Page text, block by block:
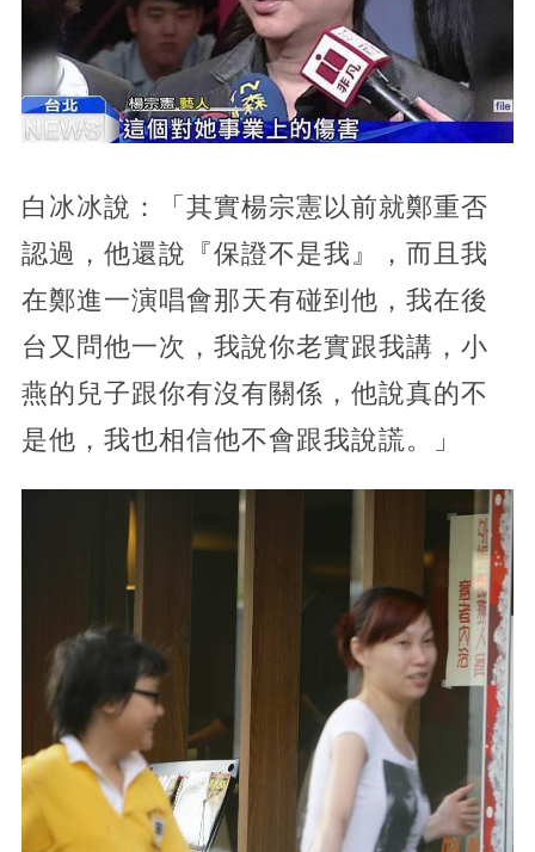
白冰冰說：「其實楊宗憲以前就鄭重否
認過，他還說『保證不是我』，而且我
在鄭進一演唱會那天有碰到他，我在後
台又問他一次，我說你老實跟我講，小
燕的兒子跟你有沒有關係，他說真的不
是他，我也相信他不會跟我說謊。」